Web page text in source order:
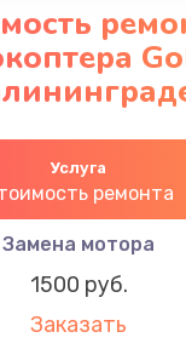
Услуга
ремонта
Замена мотора
1500 руб.
Заказать